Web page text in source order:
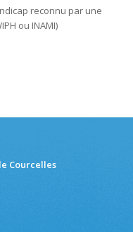
reconnu par une
ou INAMI)
Courcelles